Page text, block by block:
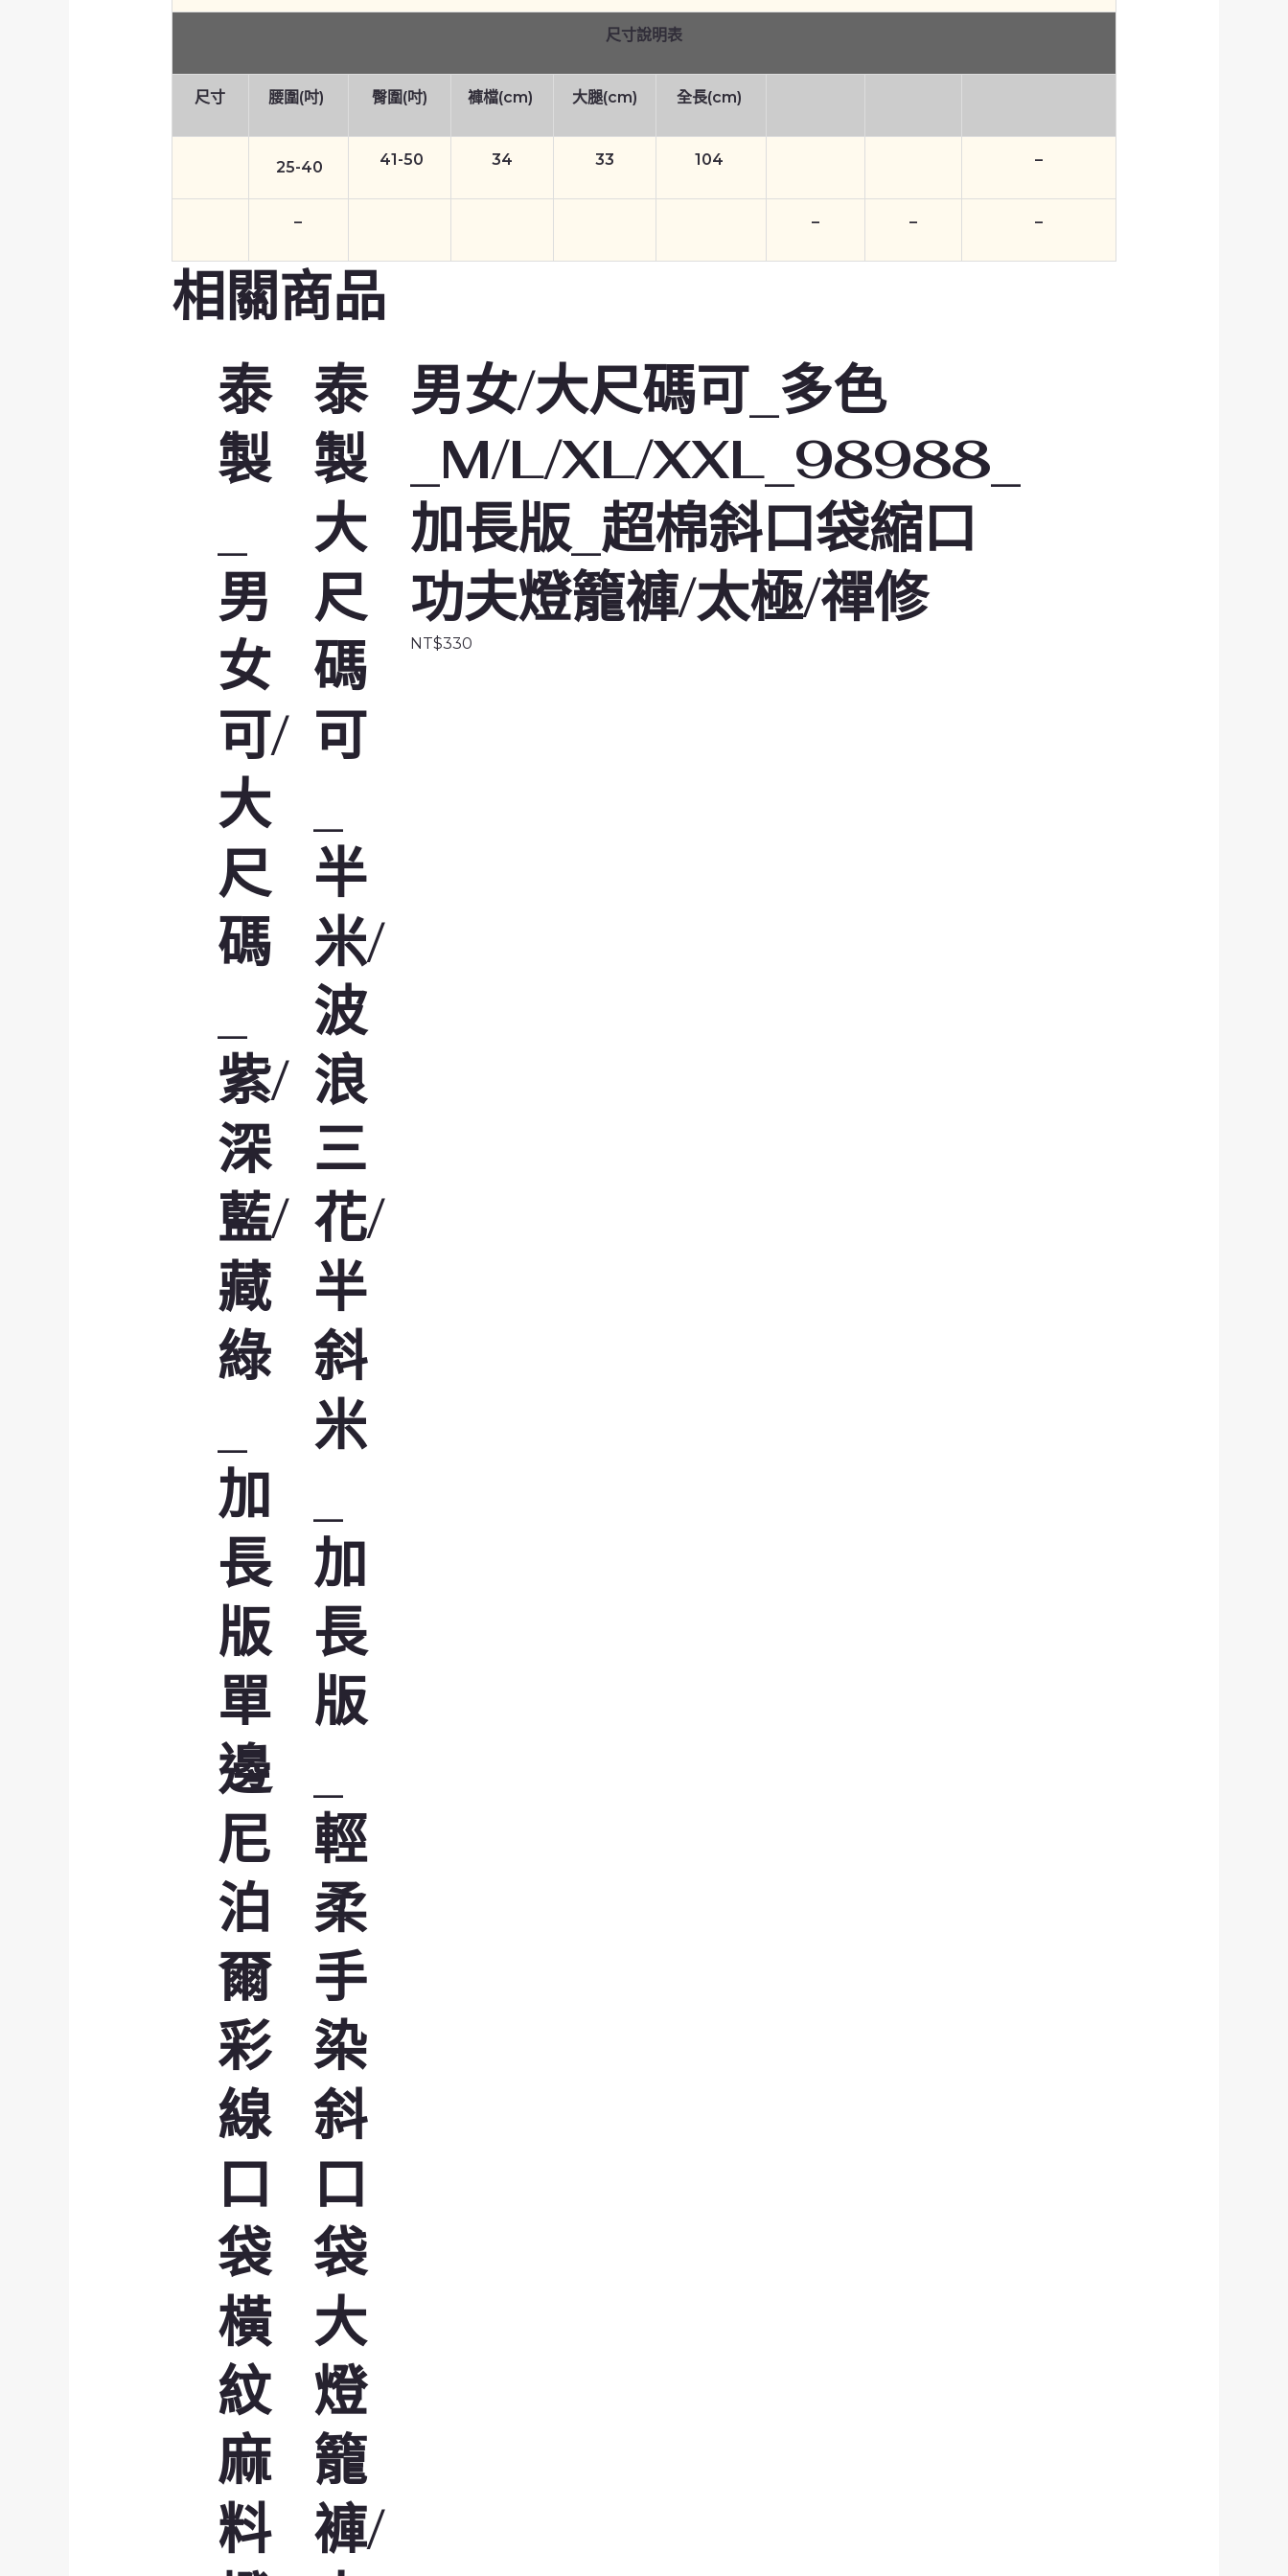
尺寸說明表
尺寸 腰圍(吋) 臀圍(吋) 褲檔(cm) 大腿(cm) 全長(cm)
25-40 41-50 34 33 104 –
– – – –
相關商品
泰
製
男
女
可/
大
尺
碼
紫/
深
藍/
藏
綠
加
長
版
單
邊
尼
泊
爾
彩
線
口
袋
橫
紋
麻
料
泰
製
大
尺
碼
可
半
米/
波
浪
三
花/
半
斜
米
加
長
版
輕
柔
手
染
斜
口
袋
大
燈
籠
褲/
男女/大尺碼可_多色
_M/L/XL/XXL_98988_
加長版_超棉斜口袋縮口
功夫燈籠褲/太極/禪修
NT$330